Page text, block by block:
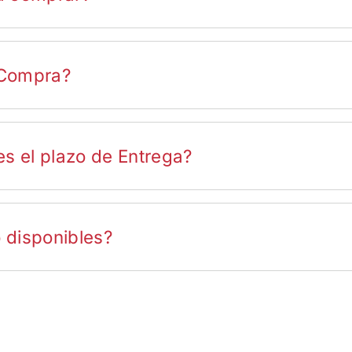
personales y aquellos relacionados al pago y envío de tu
el plazo de Entrega?
disponibles?